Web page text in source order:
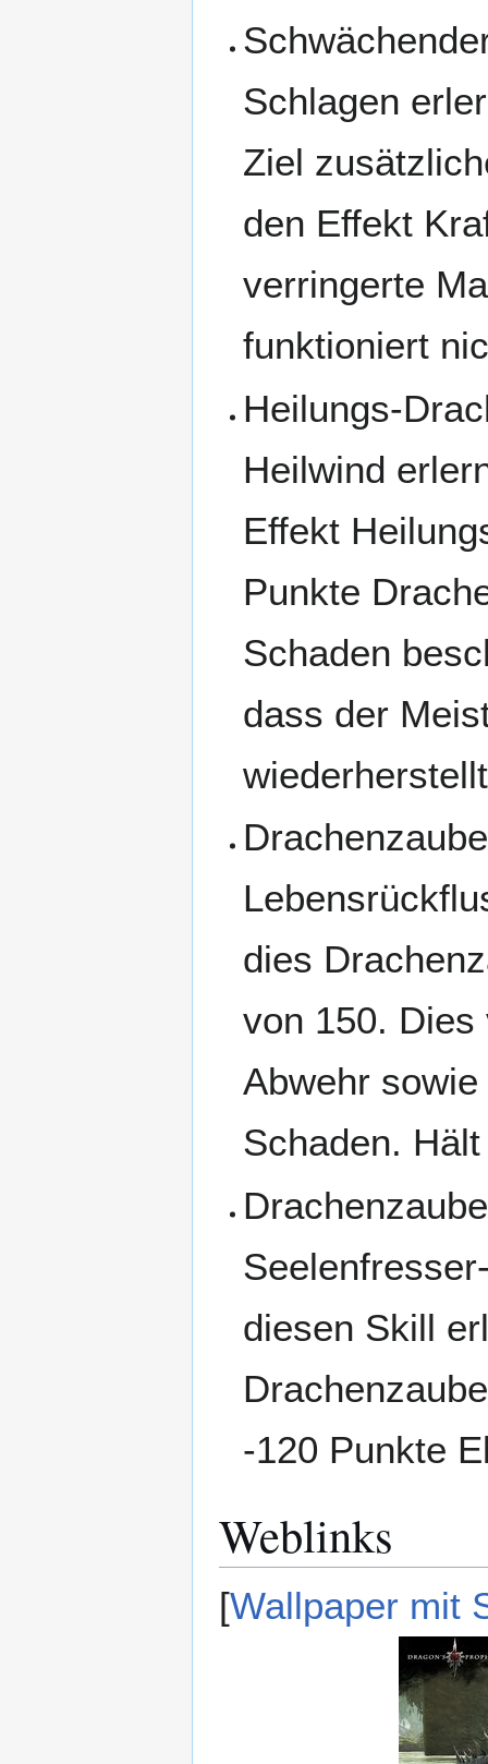
Schlagen
Ziel
den Effekt
verringerte
funktioniert
Heilungs-
Heilwind
Effekt
Punkte
Schaden
dass der
dies
von 150.
Abwehr
Schaden.
diesen Skill
-120 Punkte
Weblinks
[Wallpaper mit